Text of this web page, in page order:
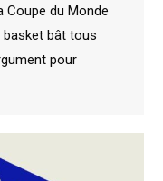
Coupe du Monde
basket bât tous
pour